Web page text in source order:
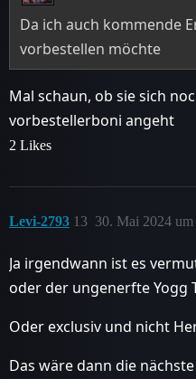
Da ich auch kommende
vorbestellen möchte
Mal schaun, ob sie sich
vorbestellerboni angeht
2 Likes
Levi-2793 30. Mai 2024
13
Ja irgendwann ist es
oder der ungenerfte Yogg
Oder exclusiv und nicht
Das wäre dann die